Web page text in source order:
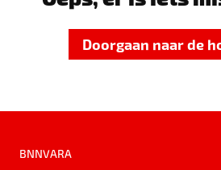
Doorgaan naar de
BNNVARA